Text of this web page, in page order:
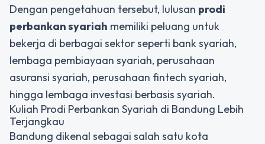
Dengan pengetahuan tersebut, lulusan prodi
perbankan syariah memiliki peluang untuk
bekerja di berbagai sektor seperti bank syariah,
lembaga pembiayaan syariah, perusahaan
asuransi syariah, perusahaan fintech syariah,
hingga lembaga investasi berbasis syariah.
Kuliah Prodi Perbankan Syariah di Bandung Lebih
Terjangkau
Bandung dikenal sebagai salah satu kota